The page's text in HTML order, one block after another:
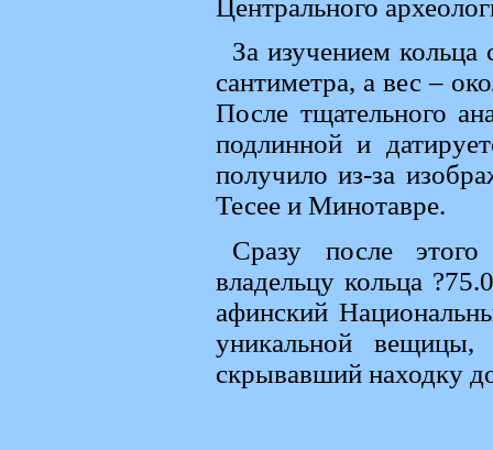
Центрального
За изучением кольца
сантиметра, а вес –
После тщательного
подлинной и
получило из-за
Тесее и Минотавре.
Сразу после
владельцу кольца
афинский
уникальной вещицы,
скрывавший находку